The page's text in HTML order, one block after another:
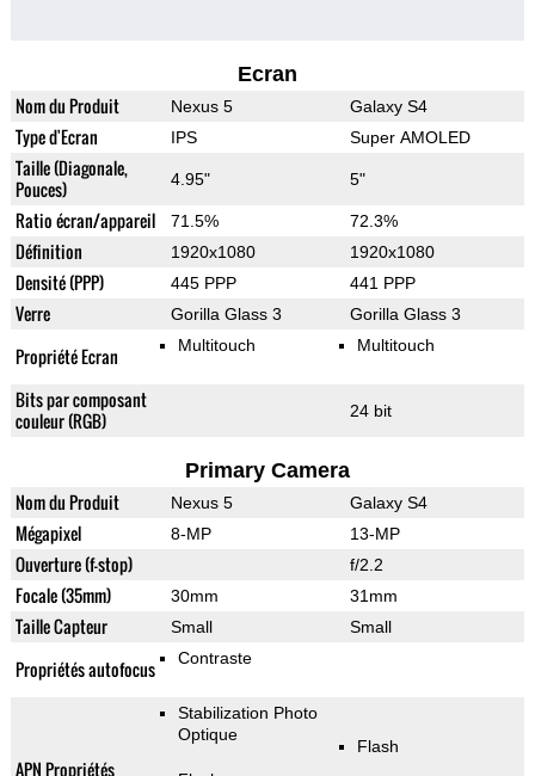
Ecran
Nom du Produit Nexus 5 Galaxy S4
Type d'Ecran IPS Super AMOLED
Taille (Diagonale,
Pouces)
4.95" 5"
Ratio écran/appareil 71.5% 72.3%
Définition 1920x1080 1920x1080
Densité (PPP) 445 PPP 441 PPP
Verre Gorilla Glass 3 Gorilla Glass 3
Propriété Ecran Multitouch Multitouch
Bits par composant
couleur (RGB)
24 bit
Primary Camera
Nom du Produit Nexus 5 Galaxy S4
Mégapixel 8-MP 13-MP
Ouverture (f-stop) f/2.2
Focale (35mm) 30mm 31mm
Taille Capteur Small Small
Propriétés autofocus Contraste
APN Propriétés
Stabilization Photo
Optique
Flash